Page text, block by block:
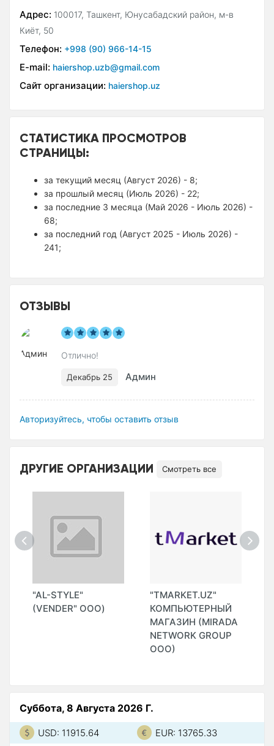
Адрес: 100017, Ташкент, Юнусабадский район, м-в
Киёт, 50
Телефон: +998 (90) 966-14-15
E-mail: haiershop.uzb@gmail.com
Сайт организации: haiershop.uz
СТАТИСТИКА ПРОСМОТРОВ
СТРАНИЦЫ:
за текущий месяц (Август 2026) - 8;
за прошлый месяц (Июль 2026) - 22;
за последние 3 месяца (Май 2026 - Июль 2026) -
68;
за последний год (Август 2025 - Июль 2026) -
241;
ОТЗЫВЫ
Отлично!
Декабрь 25 Админ
Авторизуйтесь, чтобы оставить отзыв
ДРУГИЕ ОРГАНИЗАЦИИ Смотреть все
"AL-STYLE"
(VENDER" ООО)
"TMARKET.UZ"
КОМПЬЮТЕРНЫЙ
МАГАЗИН (MIRADA
NETWORK GROUP
ООО)
Суббота, 8 Августа 2026 Г.
USD: 11915.64 EUR: 13765.33